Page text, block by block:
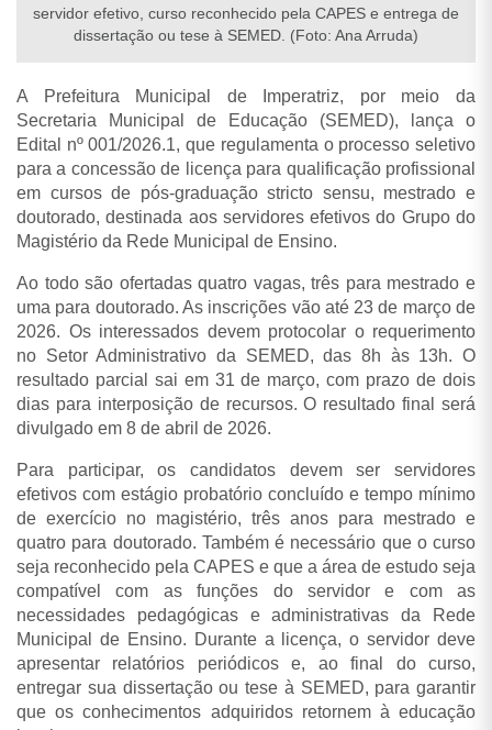
servidor efetivo, curso reconhecido pela CAPES e entrega de
dissertação ou tese à SEMED. (Foto: Ana Arruda)
A Prefeitura Municipal de Imperatriz, por meio da
Secretaria Municipal de Educação (SEMED), lança o
Edital nº 001/2026.1, que regulamenta o processo seletivo
para a concessão de licença para qualificação profissional
em cursos de pós-graduação stricto sensu, mestrado e
doutorado, destinada aos servidores efetivos do Grupo do
Magistério da Rede Municipal de Ensino.
Ao todo são ofertadas quatro vagas, três para mestrado e
uma para doutorado. As inscrições vão até 23 de março de
2026. Os interessados devem protocolar o requerimento
no Setor Administrativo da SEMED, das 8h às 13h. O
resultado parcial sai em 31 de março, com prazo de dois
dias para interposição de recursos. O resultado final será
divulgado em 8 de abril de 2026.
Para participar, os candidatos devem ser servidores
efetivos com estágio probatório concluído e tempo mínimo
de exercício no magistério, três anos para mestrado e
quatro para doutorado. Também é necessário que o curso
seja reconhecido pela CAPES e que a área de estudo seja
compatível com as funções do servidor e com as
necessidades pedagógicas e administrativas da Rede
Municipal de Ensino. Durante a licença, o servidor deve
apresentar relatórios periódicos e, ao final do curso,
entregar sua dissertação ou tese à SEMED, para garantir
que os conhecimentos adquiridos retornem à educação